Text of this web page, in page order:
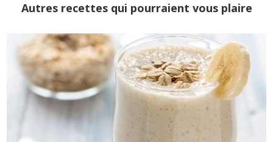
Autres recettes qui pourraient vous plaire